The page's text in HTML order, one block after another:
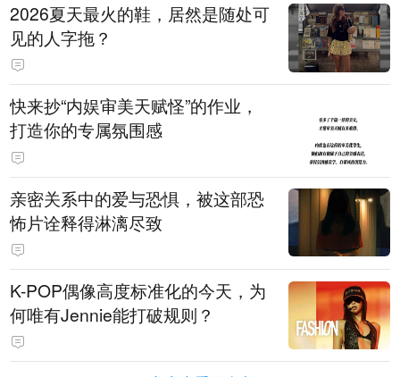
2026夏天最火的鞋，居然是随处可
见的人字拖？
快来抄“内娱审美天赋怪”的作业，
打造你的专属氛围感
亲密关系中的爱与恐惧，被这部恐
怖片诠释得淋漓尽致
K-POP偶像高度标准化的今天，为
何唯有Jennie能打破规则？